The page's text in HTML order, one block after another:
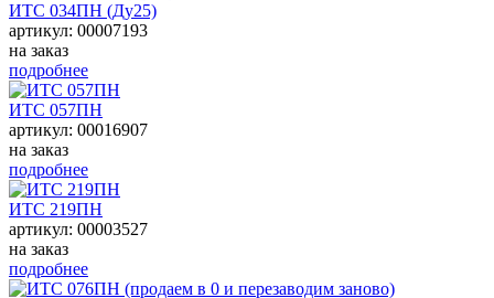
ИТС 034ПН (Ду25)
артикул: 00007193
на заказ
подробнее
ИТС 057ПН
артикул: 00016907
на заказ
подробнее
ИТС 219ПН
артикул: 00003527
на заказ
подробнее